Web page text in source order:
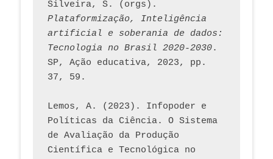
Plataformização, Inteligência
artificial e soberania de dados:
Tecnologia no Brasil 2020-2030.
SP, Ação educativa, 2023, pp.
37, 59.
Lemos, A. (2023). Infopoder e
Políticas da Ciência. O Sistema
de Avaliação da Produção
Científica e Tecnológica no